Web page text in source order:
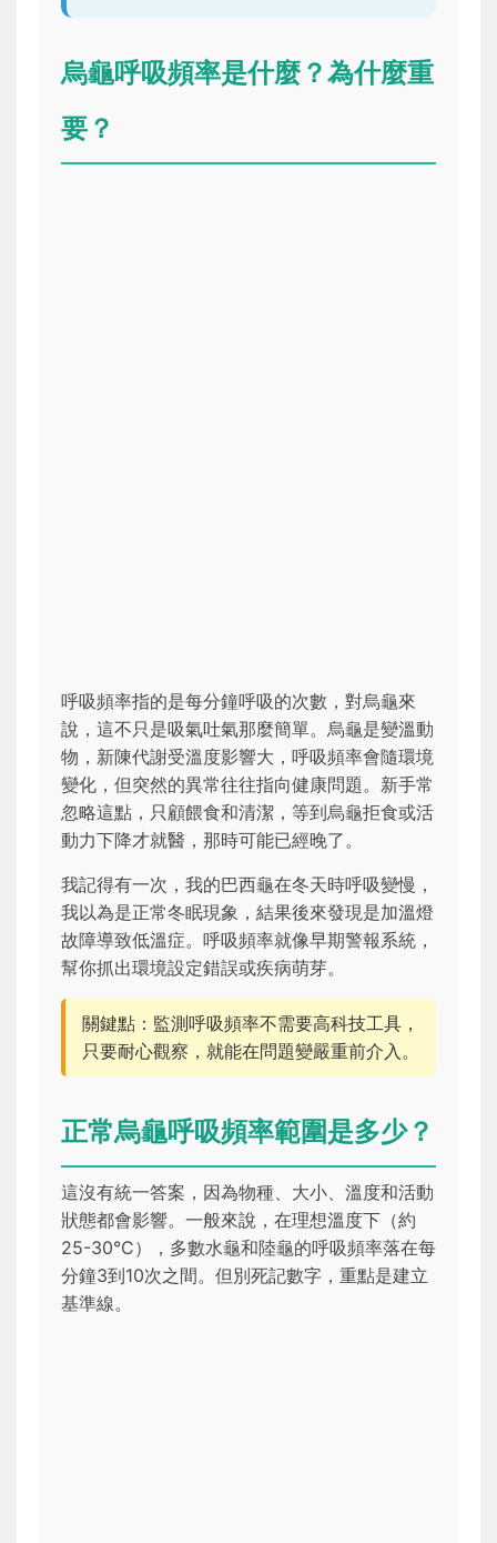
烏龜呼吸頻率是什麼？為什麼重
要？
呼吸頻率指的是每分鐘呼吸的次數，對烏龜來
說，這不只是吸氣吐氣那麼簡單。烏龜是變溫動
物，新陳代謝受溫度影響大，呼吸頻率會隨環境
變化，但突然的異常往往指向健康問題。新手常
忽略這點，只顧餵食和清潔，等到烏龜拒食或活
動力下降才就醫，那時可能已經晚了。
我記得有一次，我的巴西龜在冬天時呼吸變慢，
我以為是正常冬眠現象，結果後來發現是加溫燈
故障導致低溫症。呼吸頻率就像早期警報系統，
幫你抓出環境設定錯誤或疾病萌芽。
關鍵點：監測呼吸頻率不需要高科技工具，
只要耐心觀察，就能在問題變嚴重前介入。
正常烏龜呼吸頻率範圍是多少？
這沒有統一答案，因為物種、大小、溫度和活動
狀態都會影響。一般來說，在理想溫度下（約
25-30°C），多數水龜和陸龜的呼吸頻率落在每
分鐘3到10次之間。但別死記數字，重點是建立
基準線。